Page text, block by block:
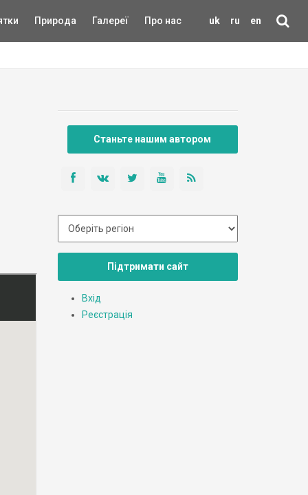
uk ru en
Природа Галереї Про нас
Станьте нашим автором
Підтримати сайт
Вхід
Реєстрація